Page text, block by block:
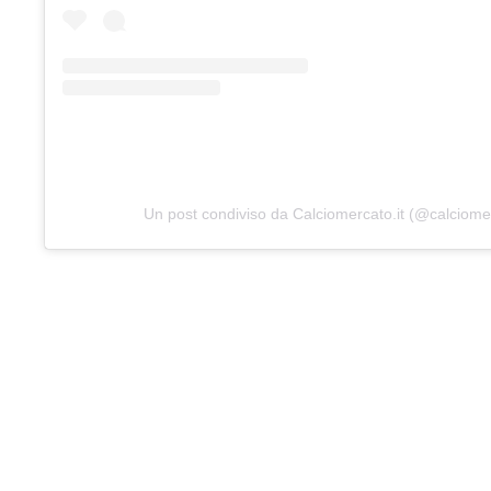
Un post condiviso da Calciomercato.it